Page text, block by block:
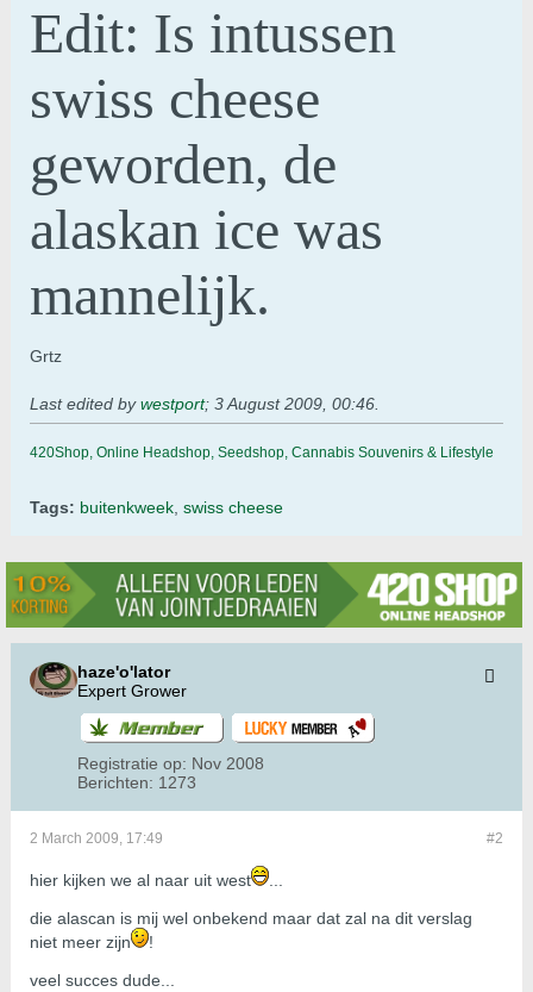
Edit: Is intussen
swiss cheese
geworden, de
alaskan ice was
mannelijk.
Grtz
Last edited bywestport; 3 August 2009, 00:46
420Shop, Online Headshop, Seedshop, Cannabis Souvenirs & Lifestyle
Tags: buitenkweek swiss cheese
haze'o'lator
Expert Grower
Registratie op: Nov 2008
Berichten: 1273
#2
2 March 2009, 17:49
hier kijken we al naar uit west
die alascan is mij wel onbekend maar dat zal na dit verslag
niet meer zijn
!
veel succes dude...